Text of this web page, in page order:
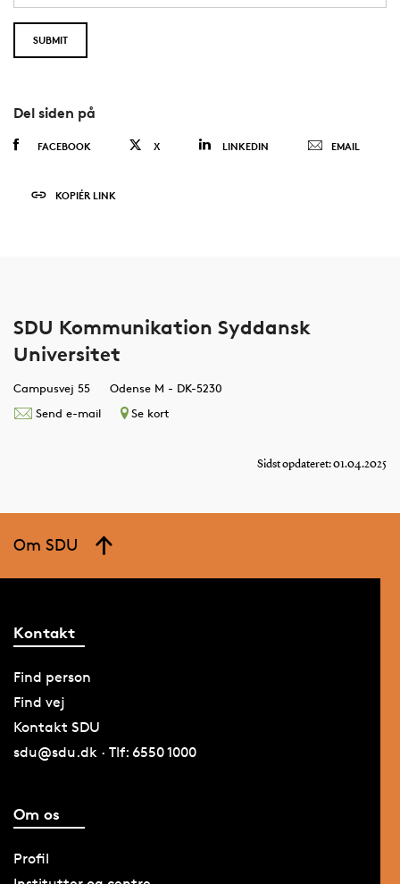
Del siden på
FACEBOOK X LINKEDIN EMAIL
KOPIÉR LINK
SDU Kommunikation Syddansk
Universitet
Campusvej 55
Odense M - DK-5230
Send e-mail
Se kort
Sidst opdateret: 01.04.2025
Om SDU
Kontakt
Find person
Find vej
Kontakt SDU
sdu@sdu.dk · Tlf: 6550 1000
Om os
Profil